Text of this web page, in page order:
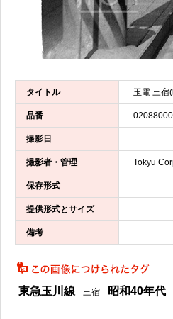
タイトル 玉電 三宿
品番
撮影日
撮影者・管理 Tokyu
保存形式
提供形式とサイズ
備考
東急玉川線 三宿 昭和40年代